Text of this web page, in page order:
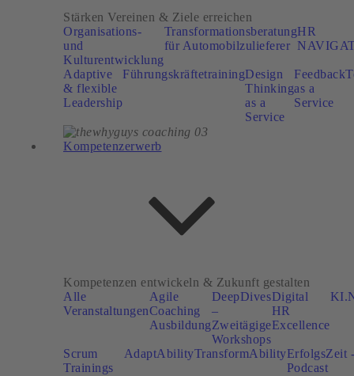
Stärken Vereinen & Ziele erreichen
Organisations-
und
Kulturentwicklung
Transformationsberatung
für Automobilzulieferer
HR
Adaptive
& flexible
Leadership
FührungskräftetrainingDesign
Thinking
as a
Service
Feedback
as a
Service
Kompetenzerwerb
Kompetenzen entwickeln & Zukunft gestalten
Alle
Veranstaltungen
Agile
Coaching
Ausbildung
DeepDives
–
Zweitägige
Workshops
Digital
HR
Excellence
Scrum
Trainings
AdaptAbilityTransformAbilityErfolgsZeit
Podcast